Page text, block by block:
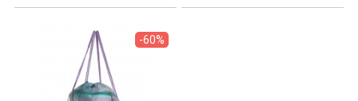
-60%